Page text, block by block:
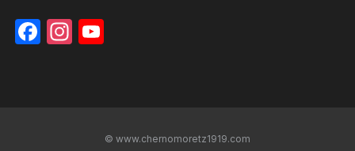
Facebook
Instagram
© www.chernomoretz1919.com